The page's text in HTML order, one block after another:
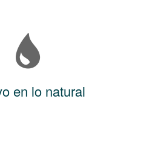
en lo natural